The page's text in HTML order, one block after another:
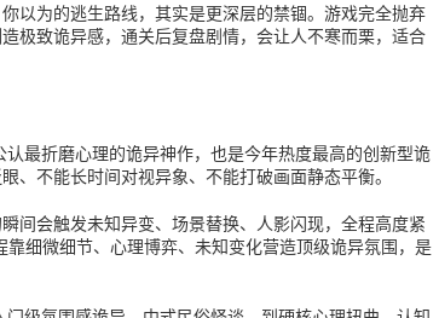
以为的逃生路线，其实是更深层的禁锢。游戏完全抛弃
极致诡异感，通关后复盘剧情，会让人不寒而栗，适合
最折磨心理的诡异神作，也是今年热度最高的创新型诡
、不能长时间对视异象、不能打破画面静态平衡。
间会触发未知异变、场景替换、人影闪现，全程高度紧
细微细节、心理博弈、未知变化营造顶级诡异氛围，是